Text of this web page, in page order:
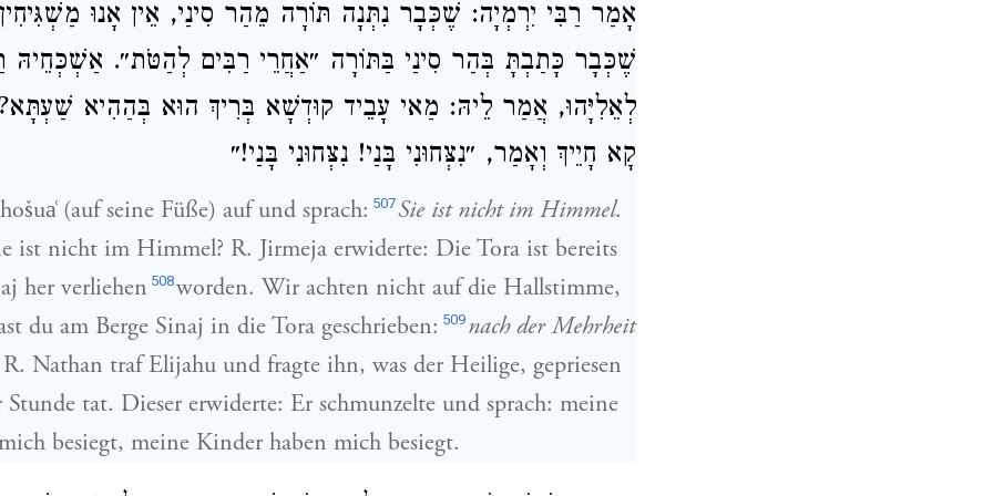
אָמַר רַבִּי יִרְמְיָה: שֶׁכְּבָר נִתְּנָה תּוֹרָה מֵהַר סִינַי, אֵין אָנוּ
שֶׁכְּבָר כָּתַבְתָּ בְּהַר סִינַי בַּתּוֹרָה ״אַחֲרֵי רַבִּים לְהַטֹּת״. אַשְׁכְּחֵיהּ
לְאֵלִיָּהוּ, אֲמַר לֵיהּ: מַאי עָבֵיד קוּדְשָׁא בְּרִיךְ הוּא בְּהַהִיא
קָא חָיֵיךְ וְאָמַר, ״נִצְּחוּנִי בָּנַי! נִצְּחוּנִי בָּנַי!״
(auf seine Füße) auf und sprach: 507Sie ist nicht im Himmel.
ist nicht im Himmel? R. Jirmeja erwiderte: Die Tora ist bereits
her verliehen 508worden. Wir achten nicht auf die Hallstimme,
du am Berge Sinaj in die Tora geschrieben: 509nach der Mehrheit
Nathan traf Elijahu und fragte ihn, was der Heilige, gepriesen
Stunde tat. Dieser erwiderte: Er schmunzelte und sprach: meine
besiegt, meine Kinder haben mich besiegt.